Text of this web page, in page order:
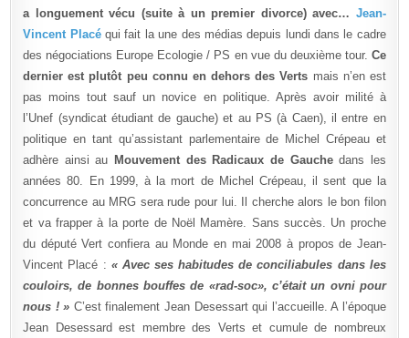
a longuement vécu (suite à un premier divorce) avec… Jean-
Vincent Placéqui fait la une des médias depuis lundi dans le cadre
des négociations Europe Ecologie / PS en vue du deuxième tour. Ce
dernier est plutôt peu connu en dehors des Verts mais n’en est
pas moins tout sauf un novice en politique. Après avoir milité à
l’Unef (syndicat étudiant de gauche) et au PS (à Caen), il entre en
politique en tant qu’assistant parlementaire de Michel Crépeau et
adhère ainsi au Mouvement des Radicaux de Gauchedans les
années 80. En 1999, à la mort de Michel Crépeau, il sent que la
concurrence au MRG sera rude pour lui. Il cherche alors le bon filon
et va frapper à la porte de Noël Mamère. Sans succès. Un proche
du député Vert confiera au Monde en mai 2008 à propos de Jean-
Vincent Placé : « Avec ses habitudes de conciliabules dans les
couloirs, de bonnes bouffes de «rad-soc», c’était un ovni pour
nous ! » C’est finalement Jean Desessart qui l’accueille. A l’époque
Jean Desessard est membre des Verts et cumule de nombreux